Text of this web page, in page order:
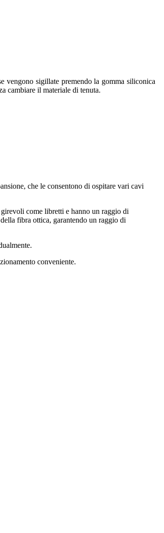
vengono sigillate premendo la gomma siliconica
cambiare il materiale di tenuta.
che le consentono di ospitare vari cavi
come libretti e hanno un raggio di
fibra ottica, garantendo un raggio di
conveniente.